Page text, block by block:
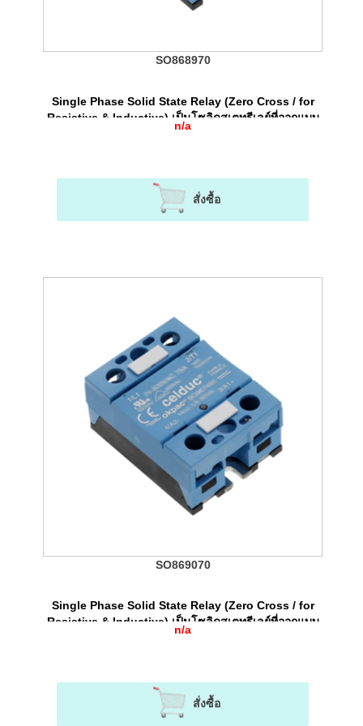
SO868970
Single Phase Solid State Relay (Zero Cross / for
Resistive & Inductive) เป็นโซลิดสเตทรีเลย์ที่ออกแบบ
มาให้ใช้งานได้ทั้งโหลด Resistive และ Industive
n/a
สั่งซื้อ
SO869070
Single Phase Solid State Relay (Zero Cross / for
Resistive & Inductive) เป็นโซลิดสเตทรีเลย์ที่ออกแบบ
มาให้ใช้งานได้ทั้งโหลด Resistive และ Industive
n/a
สั่งซื้อ